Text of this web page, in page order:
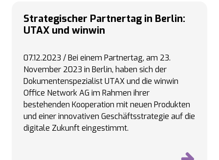
Strategischer Partnertag in Berlin:
UTAX und winwin
07.12.2023 / Bei einem Partnertag, am 23.
November 2023 in Berlin, haben sich der
Dokumentenspezialist UTAX und die winwin
Office Network AG im Rahmen ihrer
bestehenden Kooperation mit neuen Produkten
und einer innovativen Geschäftsstrategie auf die
digitale Zukunft eingestimmt.